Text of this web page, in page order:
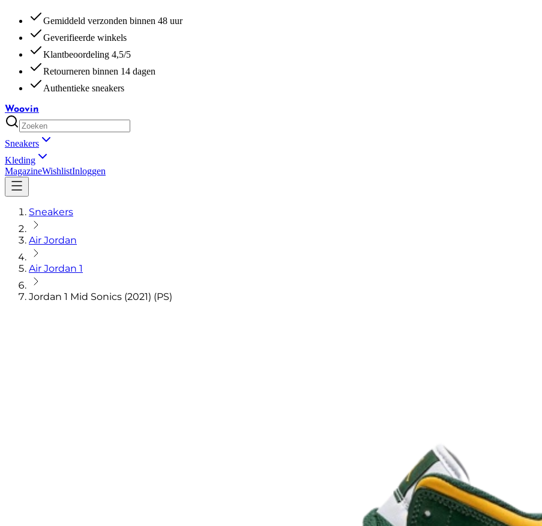
Gemiddeld verzonden binnen 48 uur
Geverifieerde winkels
Klantbeoordeling 4,5/5
Retourneren binnen 14 dagen
Authentieke sneakers
Woovin
Sneakers
Kleding
MagazineWishlistInloggen
Sneakers
Air Jordan
Air Jordan 1
Jordan 1 Mid Sonics (2021) (PS)